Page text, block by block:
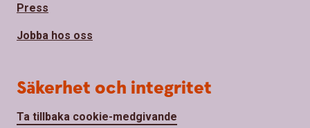
Press
Jobba hos oss
Säkerhet och integritet
Ta tillbaka cookie-medgivande